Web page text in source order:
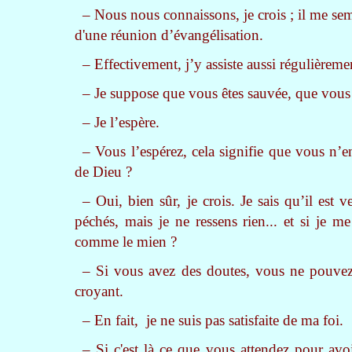
– Nous nous connaissons, je crois ; il me
d'une réunion d’évangélisation.
– Effectivement, j’y assiste aussi
– Je suppose que vous êtes sauvée, que
– Je l’espère.
– Vous l’espérez, cela signifie que vous
de Dieu ?
– Oui, bien sûr, je crois. Je sais qu’il est
péchés, mais je ne ressens rien... et si je
comme le mien ?
– Si vous avez des doutes, vous ne
croyant.
– En fait, je ne suis pas satisfaite de ma foi.